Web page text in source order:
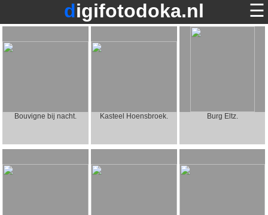
digifotodoka.nl ☰
home
contact
Bouvigne bij nacht. Kasteel Hoensbroek. Burg Eltz.